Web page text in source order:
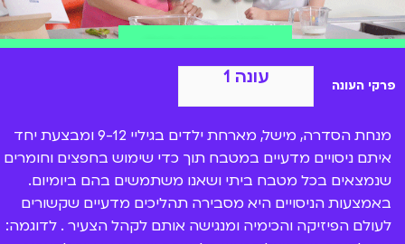
הצטרפות ל-BIGI
פרקי העונה עונה 1
מנחת הסדרה, מישל, מארחת ילדים בגיליי 9-12 ומבצעת יחד
איתם ניסויים מדעיים במטבח תוך כדי שימוש בחפצים וחומרים
שנמצאים בכל מטבח ביתי ושאנו משתמשים בהם ביומיום.
באמצעות הניסויים היא מסבירה תהליכים מדעיים שקשורים
לעולם הפיזיקה והכימיה ומנגישה אותם לקהל הצעיר . לדוגמה: